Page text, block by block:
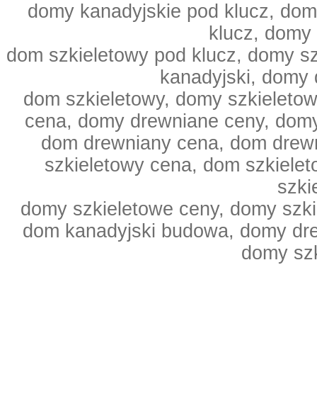
domy kanadyjskie pod klucz,
klucz,
dom szkieletowy pod klucz, domy
kanadyjski, domy
dom szkieletowy, domy
cena, domy drewniane ceny,
dom drewniany cena, dom
szkieletowy cena, dom
domy szkieletowe ceny, domy
dom kanadyjski budowa, domy
domy